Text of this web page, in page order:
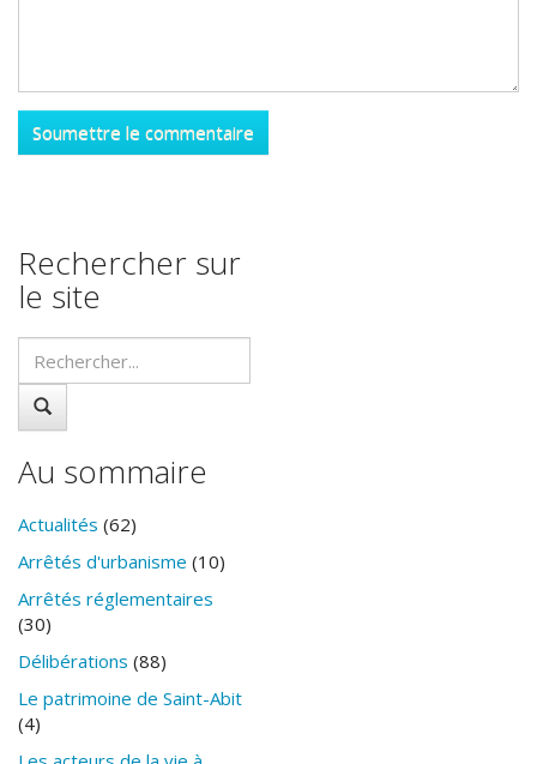
Rechercher sur
le site
Au sommaire
Actualités (62)
Arrêtés d'urbanisme (10)
Arrêtés réglementaires
(30)
Délibérations (88)
Le patrimoine de Saint-Abit
(4)